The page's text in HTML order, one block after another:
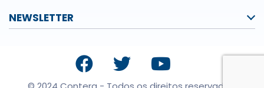
NEWSLETTER